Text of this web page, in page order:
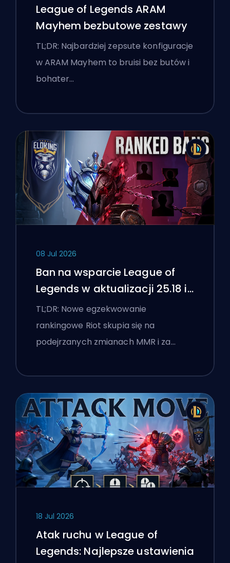
League of Legends ARAM
Mayhem bezbutowe zestawy
TL;DR: Najbardziej zepsute konfiguracje
w ARAM Mayhem to bruisi bez butów i
bohater…
08 Jul 2026
Ban na wsparcie League of
Legends w aktualizacji 25.18 i
flagi boostingu
TL;DR: Nowe egzekwowanie
rankingowe Riot skupia się na
podejrzanych zmianach MMR i za…
18 Jul 2026
Atak ruchu w League of
Legends: Najlepsze ustawienia